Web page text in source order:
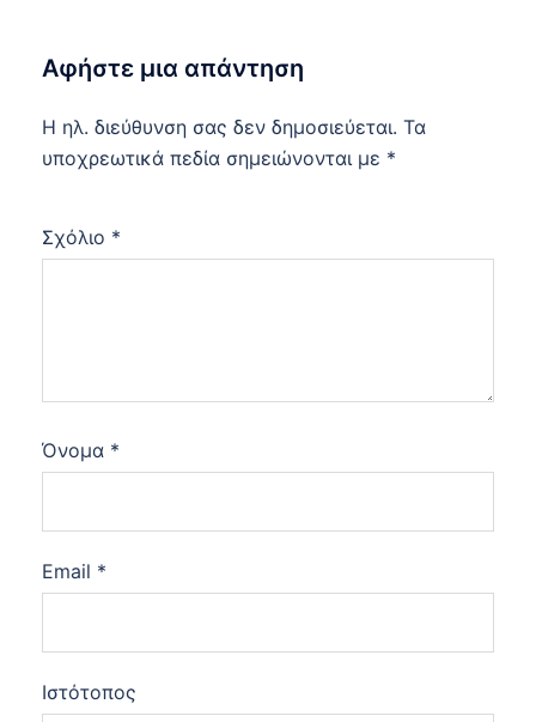
Αφήστε μια απάντηση
Η ηλ. διεύθυνση σας δεν δημοσιεύεται. Τα
υποχρεωτικά πεδία σημειώνονται με *
Σχόλιο *
Όνομα *
Email *
Ιστότοπος